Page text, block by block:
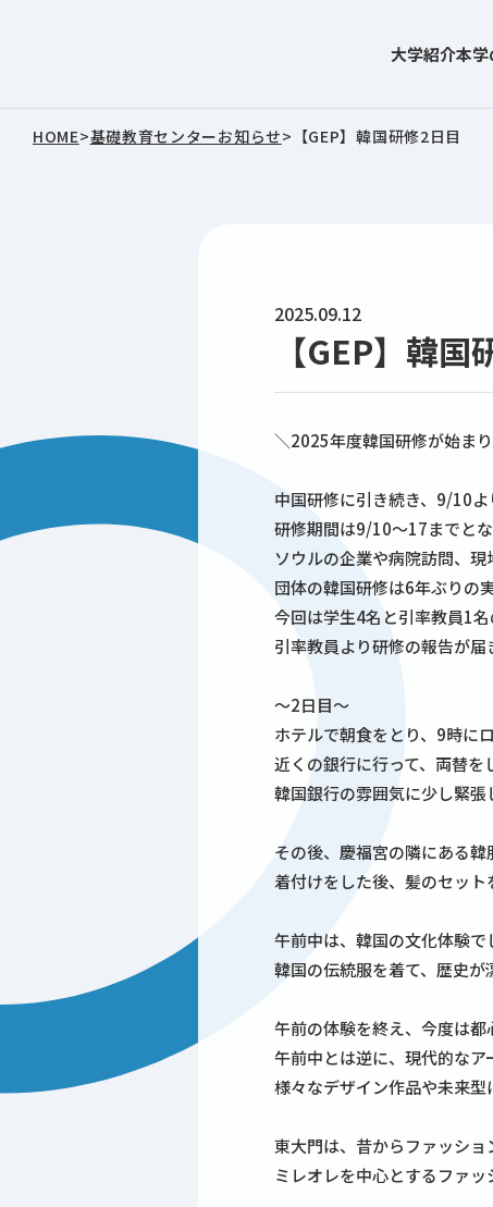
大学紹介本
HOME>基礎教育センターお知らせ> 【GEP】韓国研修2日目
2025.09.12
【GEP】韓国
＼2025年度韓国研修が始ま
中国研修に引き続き、9/10よ
研修期間は9/10～17までとな
ソウルの企業や病院訪問、現
団体の韓国研修は6年ぶりの
今回は学生4名と引率教員1
引率教員より研修の報告が
～2日目～
ホテルで朝食をとり、9時に
近くの銀行に行って、両替を
韓国銀行の雰囲気に少し緊張
その後、慶福宮の隣にある韓
着付けをした後、髪のセット
午前中は、韓国の文化体験で
韓国の伝統服を着て、歴史が
午前の体験を終え、今度は
午前中とは逆に、現代的なア
様々なデザイン作品や未来型
東大門は、昔からファッショ
ミレオレを中心とするファ